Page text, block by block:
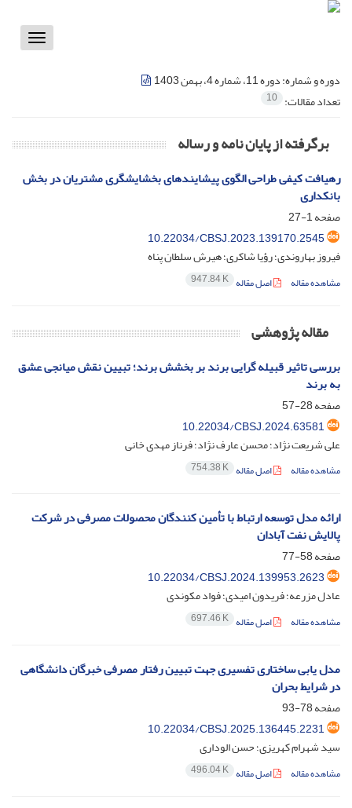
Toggle
دوره و شماره:دوره 11، شماره 4، بهمن 1403
تعداد مقالات: 10
برگرفته از پایان نامه و رساله
رهیافت کیفی طراحی الگوی پیشایندهای بخشایشگری مشتریان در بخش
بانکداری
صفحه1-27
10.22034/CBSJ.2023.139170.2545
فیروز بهاروندی؛ رؤیا شاکری؛ هیرش سلطان پناه
مشاهده مقاله اصل مقاله 947.84 K
مقاله پژوهشی
بررسی تاثیر قبیله گرایی برند بر بخشش برند؛ تبیین نقش میانجی عشق
به برند
صفحه28-57
10.22034/CBSJ.2024.63581
علی شریعت نژاد؛ محسن عارف نژاد؛ فرناز مهدی خانی
مشاهده مقاله اصل مقاله 754.38 K
ارائه مدل توسعه ارتباط با تأمین کنندگان محصولات مصرفی در شرکت
پالایش نفت آبادان
صفحه58-77
10.22034/CBSJ.2024.139953.2623
عادل مزرعه؛ فریدون امیدی؛ فواد مکوندی
مشاهده مقاله اصل مقاله 697.46 K
مدل یابی ساختاری تفسیری جهت تبیین رفتار مصرفی خبرگان دانشگاهی
در شرایط بحران
صفحه78-93
10.22034/CBSJ.2025.136445.2231
سید شهرام کهریزی؛ حسن الوداری
مشاهده مقاله اصل مقاله 496.04 K